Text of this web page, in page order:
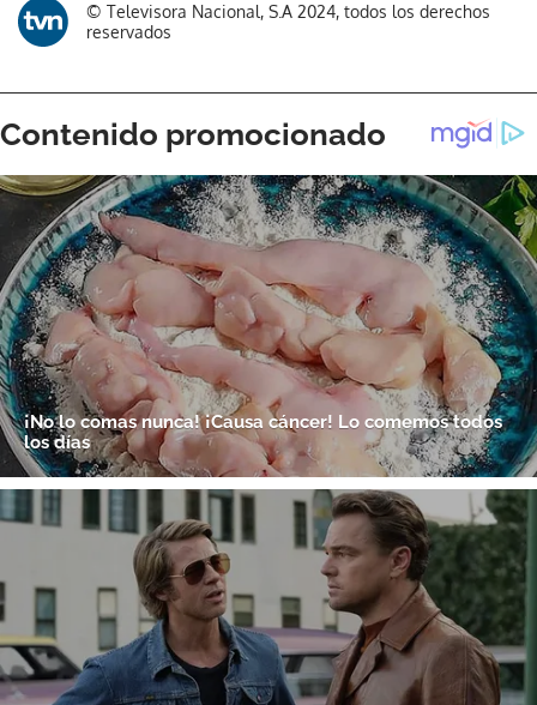
© Televisora Nacional, S.A 2024, todos los derechos
reservados